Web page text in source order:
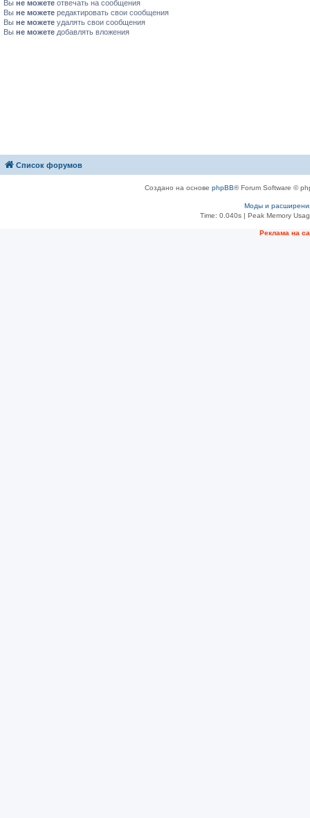
Вы не можете отвечать на сообщения
Вы не можете редактировать свои сообщения
Вы не можете удалять свои сообщения
Вы не можете добавлять вложения
Список форумов
Создано на основе phpBB® Forum Software ©
Моды и
Time: 0.040s| Peak Memory
Рeклама на